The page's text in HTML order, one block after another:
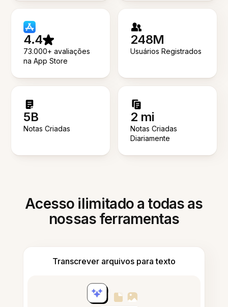
4.4
73.000+ avaliações
na App Store
248M
Usuários Registrados
5B
Notas Criadas
2 mi
Notas Criadas
Diariamente
Acesso ilimitado a todas as
nossas ferramentas
Transcrever arquivos para texto